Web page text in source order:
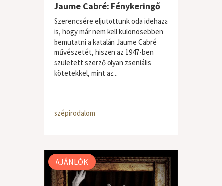
Jaume Cabré: Fénykeringő
Szerencsére eljutottunk oda idehaza
is, hogy már nem kell különösebben
bemutatni a katalán Jaume Cabré
művészetét, hiszen az 1947-ben
született szerző olyan zseniális
kötetekkel, mint az...
szépirodalom
AJÁNLÓK